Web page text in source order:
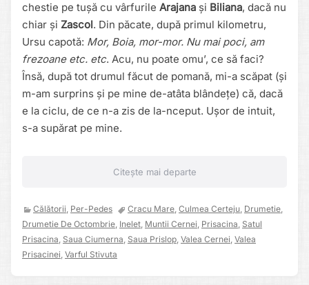
chestie pe tușă cu vârfurile Arajana și Biliana, dacă nu
chiar și Zascol. Din păcate, după primul kilometru,
Ursu capotă: Mor, Boia, mor-mor. Nu mai poci, am
frezoane etc. etc. Acu, nu poate omu’, ce să faci?
Însă, după tot drumul făcut de pomană, mi-a scăpat (și
m-am surprins și pe mine de-atâta blândețe) că, dacă
e la ciclu, de ce n-a zis de la-nceput. Ușor de intuit,
s-a supărat pe mine.
Citește mai departe
Călătorii, Per-Pedes Cracu Mare, Culmea Certeju, Drumetie,
Drumetie De Octombrie, Inelet, Muntii Cernei, Prisacina, Satul
Prisacina, Saua Ciumerna, Saua Prislop, Valea Cernei, Valea
Prisacinei, Varful Stivuta